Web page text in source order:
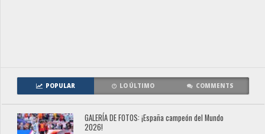
POPULAR LO ÚLTIMO COMMENTS
GALERÍA DE FOTOS: ¡España campeón del Mundo
2026!